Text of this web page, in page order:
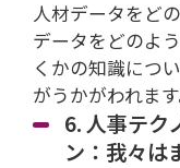
人材データをど
データをどのよ
くかの知識につ
がうかがわれます
6. 人事テク
ン：我々は